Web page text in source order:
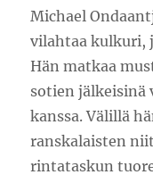
Michael
vilahtaa kulkuri,
Hän matkaa
sotien jälkeisinä
kanssa. Välillä
ranskalaisten
rintataskun